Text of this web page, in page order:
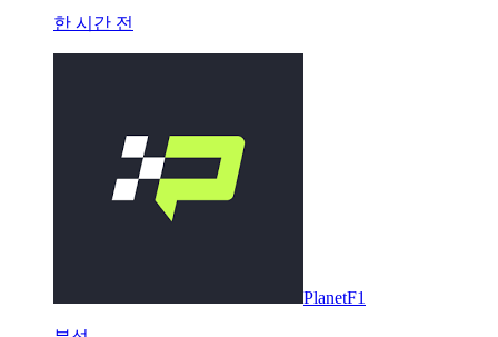
한 시간 전
PlanetF1